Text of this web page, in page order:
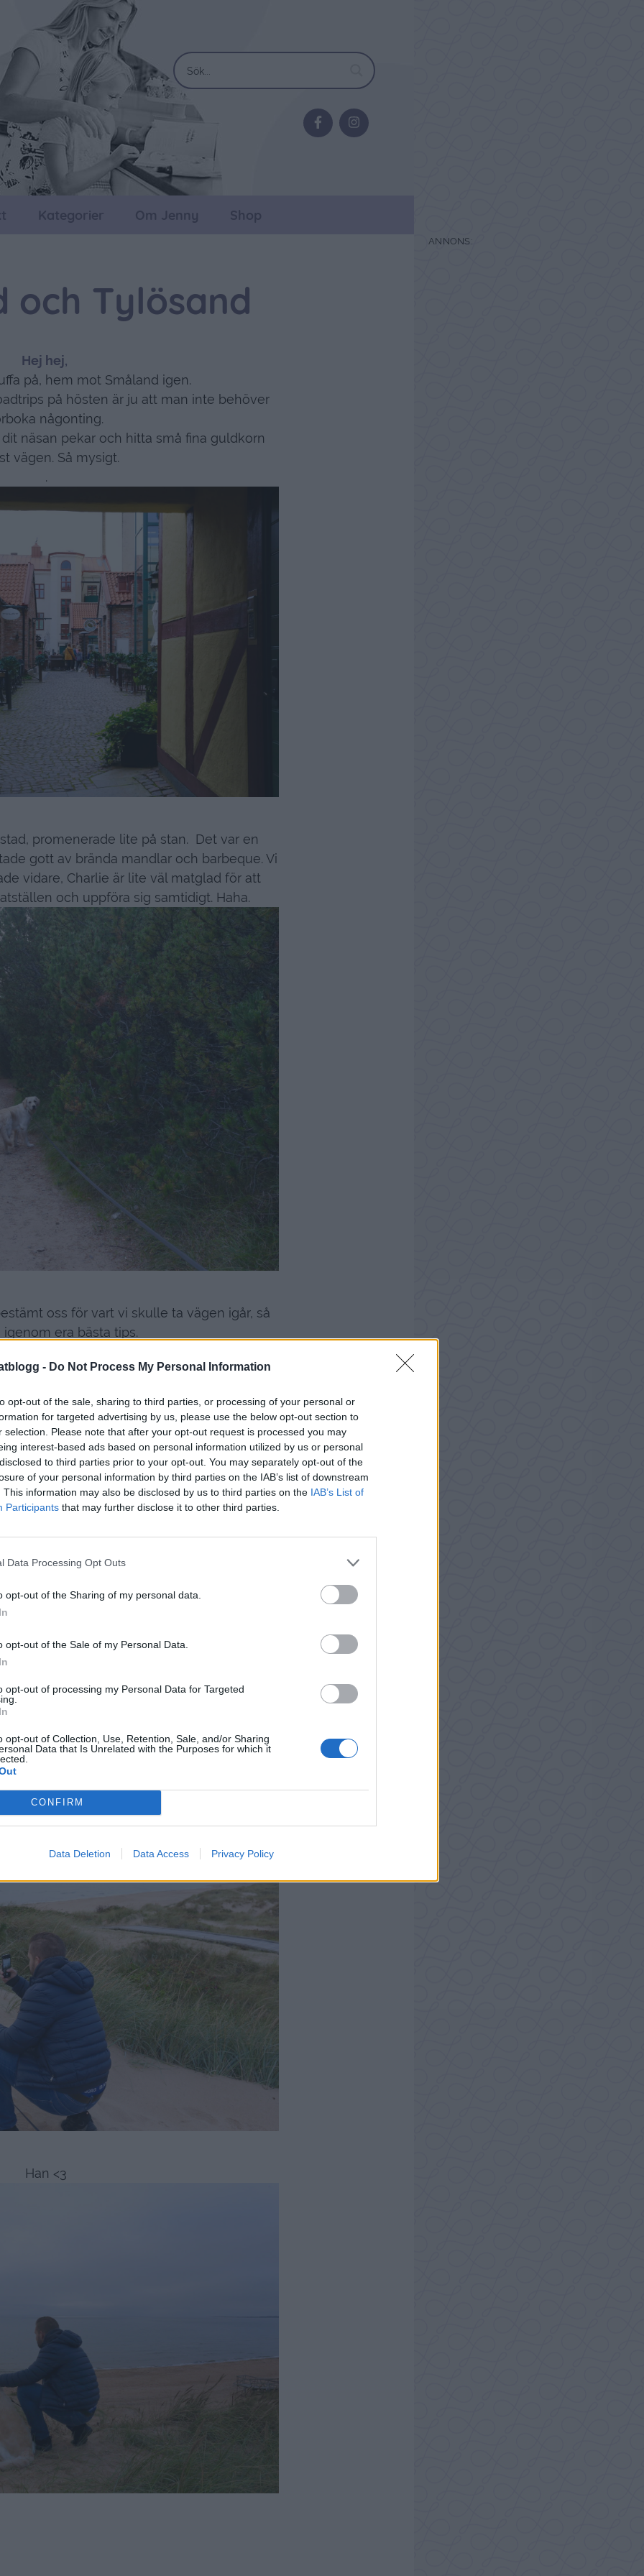
- Do Not Process My Personal Information
opt-out of the sale, sharing to third parties, or processing of your personal or
for targeted advertising by us, please use the below opt-out section to
selection. Please note that after your opt-out request is processed you may
interest-based ads based on personal information utilized by us or personal
to third parties prior to your opt-out. You may separately opt-out of the
of your personal information by third parties on the IAB’s list of downstream
This information may also be disclosed by us to third parties on the IAB’s List of
Participants that may further disclose it to other third parties.
Data Processing Opt Outs
opt-out of the Sharing of my personal data.
opt-out of the Sale of my Personal Data.
opt-out of processing my Personal Data for Targeted
opt-out of Collection, Use, Retention, Sale, and/or Sharing
Data that Is Unrelated with the Purposes for which it
CONFIRM
Data Deletion Data Access Privacy Policy
Kategorier Om Jenny Shop
och Tylösand
Hej hej,
på, hem mot Småland igen.
på hösten är ju att man inte behöver
någonting.
näsan pekar och hitta små fina guldkorn
vägen. Så mysigt.
.
promenerade lite på stan. Det var en
gott av brända mandlar och barbeque. Vi
vidare, Charlie är lite väl matglad för att
och uppföra sig samtidigt. Haha.
oss för vart vi skulle ta vägen igår, så
igenom era bästa tips.
Tylösands camping. Så det fick det bli.
.
är faktiskt det som gör det rätt mysigt att
när det inte är säsong .
svalt ute, man får tända massa värmeljus
är tyst och lugnt.
pensionär, men jag uppskattar det.
Han <3